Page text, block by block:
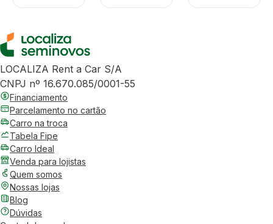
LOCALIZA Rent a Car S/A
CNPJ nº 16.670.085/0001-55
Financiamento
Parcelamento no cartão
Carro na troca
Tabela Fipe
Carro Ideal
Venda para lojistas
Quem somos
Nossas lojas
Blog
Dúvidas